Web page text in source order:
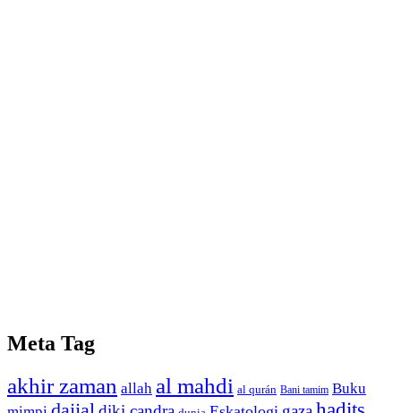
Meta Tag
akhir zaman allah al mahdi al qurán Bani tamim Buku